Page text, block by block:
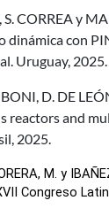
CORREA y
dinámica con
Uruguay, 2025.
D. DE
reactors and
2025.
M. y
Congreso